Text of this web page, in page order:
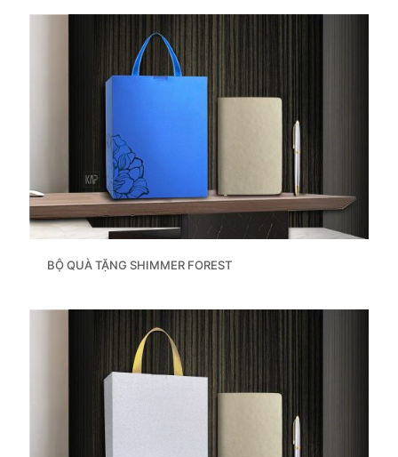
BỘ QUÀ TẶNG SHIMMER FOREST